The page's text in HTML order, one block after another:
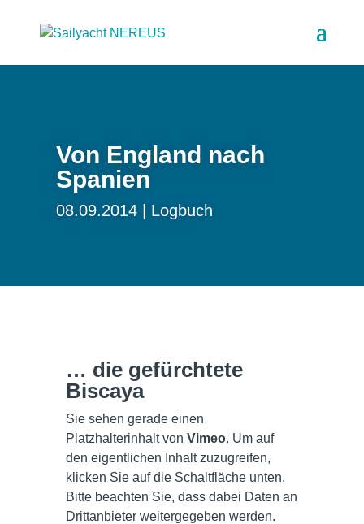
Von England nach
Spanien
08.09.2014 Logbuch
… die gefürchtete
Biscaya
Sie sehen gerade einen
Platzhalterinhalt von Vimeo. Um auf
den eigentlichen Inhalt zuzugreifen,
klicken Sie auf die Schaltfläche unten.
Bitte beachten Sie, dass dabei Daten an
Drittanbieter weitergegeben werden.